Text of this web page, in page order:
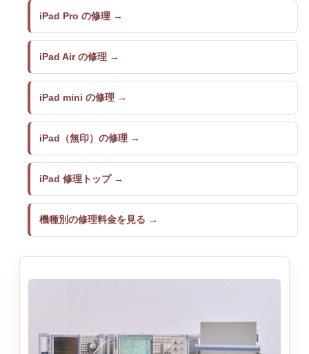
iPad Pro の修理
iPad Air の修理
iPad mini の修理
iPad（無印）の修理
iPad 修理トップ
機種別の修理料金を見る